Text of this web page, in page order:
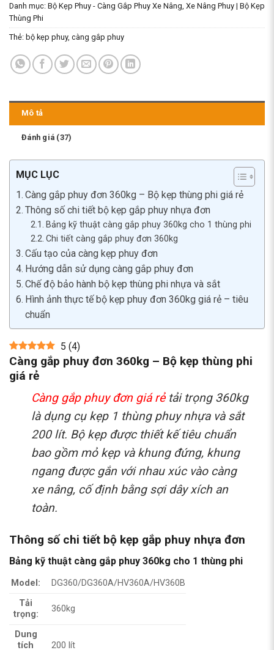
Danh mục: Bộ Kẹp Phuy - Càng Gắp Phuy Xe Nâng Xe Nâng Phuy | Bộ Kẹp
Thùng Phi
Thẻ: bộ kẹp phuy, càng gắp phuy
Mô tả
Đánh giá (37)
MỤC LỤC
Càng gắp phuy đơn 360kg – Bộ kẹp thùng phi giá rẻ
Thông số chi tiết bộ kẹp gắp phuy nhựa đơn
Bảng kỹ thuật càng gắp phuy 360kg cho 1 thùng phi
Chi tiết càng gắp phuy đơn 360kg
Cấu tạo của càng kẹp phuy đơn
Hướng dẫn sử dụng càng gắp phuy đơn
Chế độ bảo hành bộ kẹp thùng phi nhựa và sắt
Hình ảnh thực tế bộ kẹp phuy đơn 360kg giá rẻ – tiêu
chuẩn
5 (4)
Càng gắp phuy đơn 360kg – Bộ kẹp thùng phi
giá rẻ
Càng gắp phuy đơn giá rẻtải trọng 360kg
là dụng cụ kẹp 1 thùng phuy nhựa và sắt
200 lít. Bộ kẹp được thiết kế tiêu chuẩn
bao gồm mỏ kẹp và khung đứng, khung
ngang được gắn với nhau xúc vào càng
xe nâng, cố định bằng sợi dây xích an
toàn.
Thông số chi tiết bộ kẹp gắp phuy nhựa đơn
Bảng kỹ thuật càng gắp phuy 360kg cho 1 thùng phi
Model:
DG360/DG360A/HV360A/HV360B
Tải
trọng:
360kg
Dung
tích
200 lít